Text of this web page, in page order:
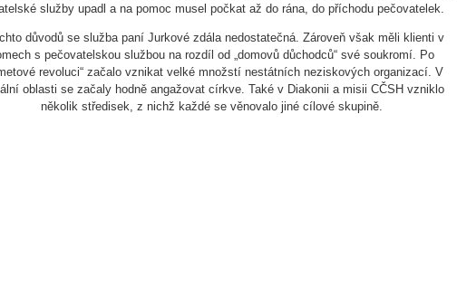
služby upadl a na pomoc musel počkat až do rána, do příchodu pečovatelek.
důvodů se služba paní Jurkové zdála nedostatečná. Zároveň však měli klienti v
s pečovatelskou službou na rozdíl od „domovů důchodců“ své soukromí. Po
revoluci“ začalo vznikat velké množstí nestátních neziskových organizací. V
oblasti se začaly hodně angažovat církve. Také v Diakonii a misii CČSH vzniklo
několik středisek, z nichž každé se věnovalo jiné cílové skupině.